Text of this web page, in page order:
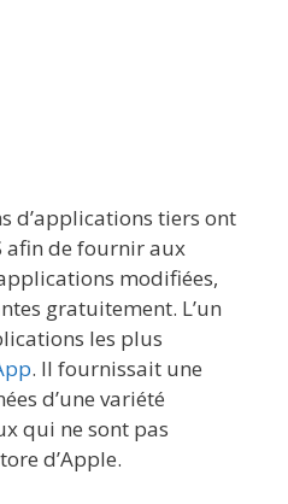
d’applications tiers ont
afin de fournir aux
modifiées,
gratuitement. L’un
les plus
. Il fournissait une
d’une variété
qui ne sont pas
d’Apple.